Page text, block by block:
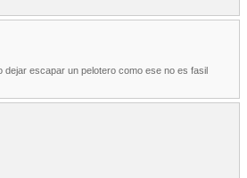
escapar un pelotero como ese no es fasil